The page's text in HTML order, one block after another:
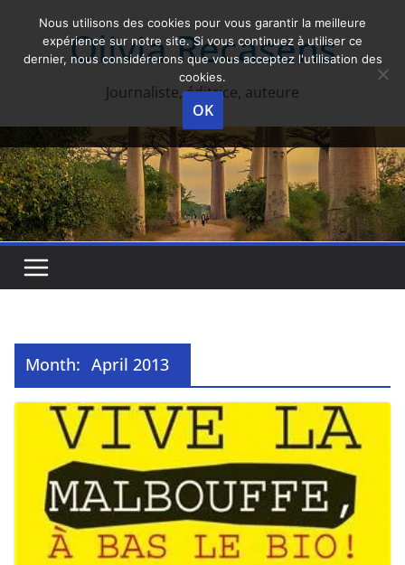
content
Olivia Recasens
Journaliste, éditrice, auteure
Month: April 2013
Nous utilisons des cookies pour vous garantir la meilleure
expérience sur notre site. Si vous continuez à utiliser ce
dernier, nous considérerons que vous acceptez l'utilisation des
cookies.
OK